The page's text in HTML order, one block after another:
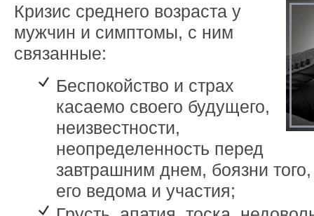
Кризис среднего возраста у
мужчин и симптомы, с ним
связанные:
Беспокойство и страх
касаемо своего будущего,
неизвестности,
неопределенность перед
завтрашним днем, боязни
его ведома и участия;